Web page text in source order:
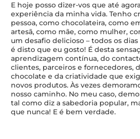
E hoje posso dizer-vos que até
experiência da minha vida. Tenho
pessoa, como chocolateira, como
artesã, como mãe, como mulher,
um desafio delicioso – todos os dias
é disto que eu gosto! É desta
aprendizagem contínua, do
clientes, parceiros e fornecedores,
chocolate e da criatividade que
novos produtos. Às vezes
nosso caminho. No meu caso,
tal como diz a sabedoria popular,
que nunca! E é bem verdade.